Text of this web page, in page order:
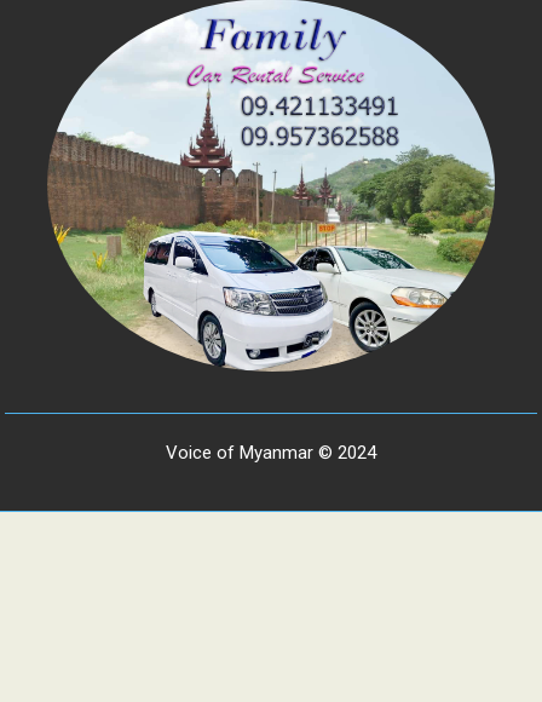
Voice of Myanmar © 2024